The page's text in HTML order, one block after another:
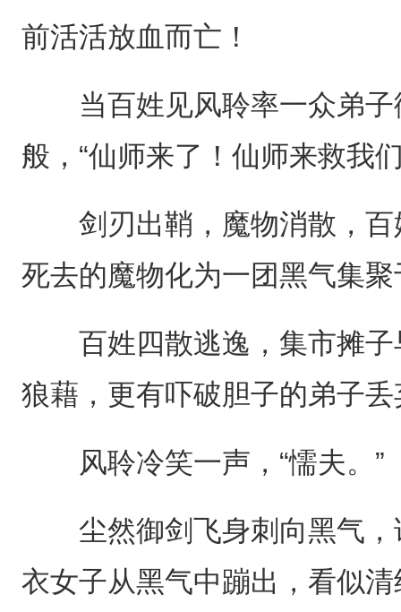
前活活放血而亡！
当百姓见风聆率一众弟子
般，“仙师来了！仙师来救我
剑刃出鞘，魔物消散，百
死去的魔物化为一团黑气集
百姓四散逃逸，集市摊子
狼藉，更有吓破胆子的弟子
风聆冷笑一声，“懦夫。”
尘然御剑飞身刺向黑气，
衣女子从黑气中蹦出，看似